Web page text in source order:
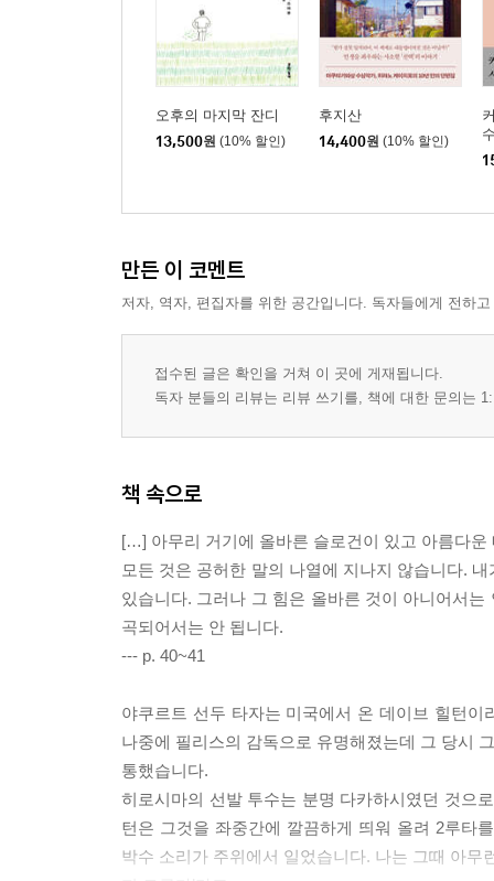
오후의 마지막 잔디
13,500원 (10% 할인)
후지산
14,400원 (10% 할인)
만든 이 코멘트
저자, 역자, 편집자를 위한 공간입니다. 독자들에게 전하
접수된 글은 확인을 거쳐 이 곳에 게재됩니다.
독자 분들의 리뷰는 리뷰 쓰기를, 책에 대한 문의는
책 속으로
[…] 아무리 거기에 올바른 슬로건이 있고 아름다
모든 것은 공허한 말의 나열에 지나지 않습니다.
있습니다. 그러나 그 힘은 올바른 것이 아니어서
곡되어서는 안 됩니다.
--- p. 40~41
야쿠르트 선두 타자는 미국에서 온 데이브 힐턴
나중에 필리스의 감독으로 유명해졌는데 그 당시
통했습니다.
히로시마의 선발 투수는 분명 다카하시였던 것으
턴은 그것을 좌중간에 깔끔하게 띄워 올려 2루타
박수 소리가 주위에서 일었습니다. 나는 그때 아무